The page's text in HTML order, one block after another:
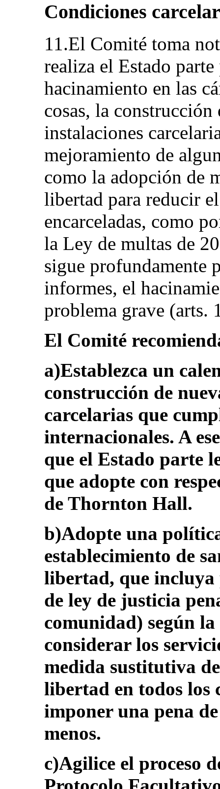
Condiciones
11.El Comité toma
realiza el Estado
hacinamiento en las
cosas, la construcción
instalaciones
mejoramiento de
como la adopción de
libertad para reducir
encarceladas, como
la Ley de multas de
sigue profundamente
informes, el
problema grave (arts.
El Comité
a)Establezca un
construcción de
carcelarias que
internacionales. A
que el Estado parte
que adopte con
de Thornton Hall.
b)Adopte una
establecimiento de
libertad, que
de ley de justicia
comunidad) según la
considerar los
medida sustitutiva
libertad en todos los
imponer una pena
menos.
c)Agilice el proceso